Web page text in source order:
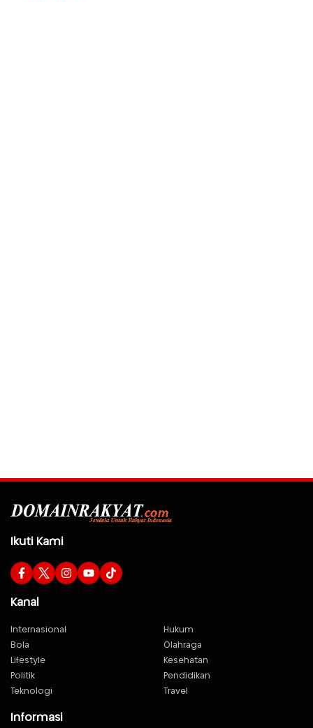
Ikuti Kami
Kanal
Internasional
Hukum
Bola
Olahraga
Lifestyle
Kesehatan
Politik
Pendidikan
Teknologi
Travel
Informasi